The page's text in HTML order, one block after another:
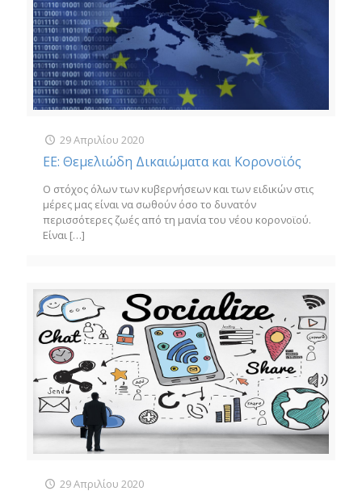
29 Απριλίου 2020
ΕΕ: Θεμελιώδη Δικαιώματα και Κορονοϊός
Ο στόχος όλων των κυβερνήσεων και των ειδικών στις
μέρες μας είναι να σωθούν όσο το δυνατόν
περισσότερες ζωές από τη μανία του νέου κορονοϊού.
Είναι […]
29 Απριλίου 2020